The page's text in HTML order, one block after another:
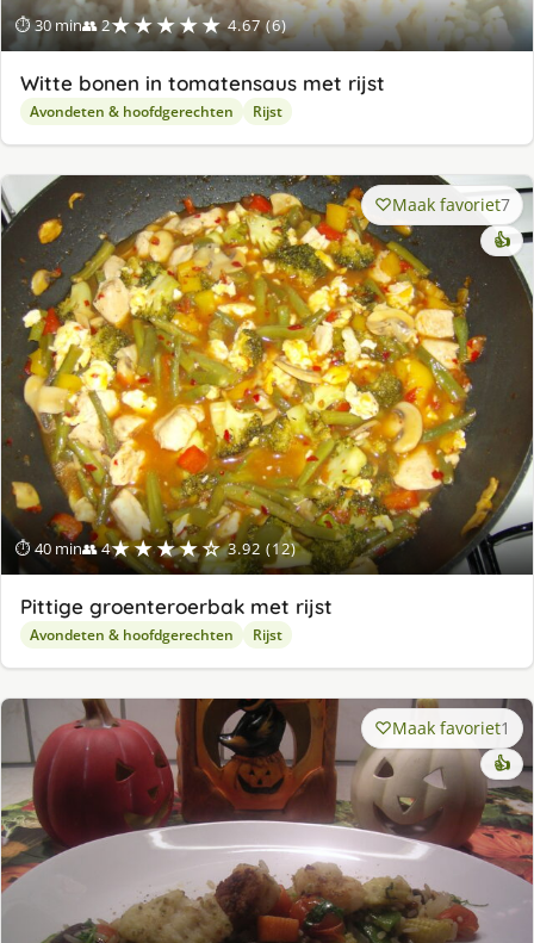
⏱ 30 min👥 2★★★★★ 4.67 (6)
Witte bonen in tomatensaus met rijst
Avondeten & hoofdgerechten Rijst
⏱ 40 min👥 4★★★★☆ 3.92 (12)
Maak favoriet7
👍
Pittige groenteroerbak met rijst
Avondeten & hoofdgerechten Rijst
Maak favoriet1
👍